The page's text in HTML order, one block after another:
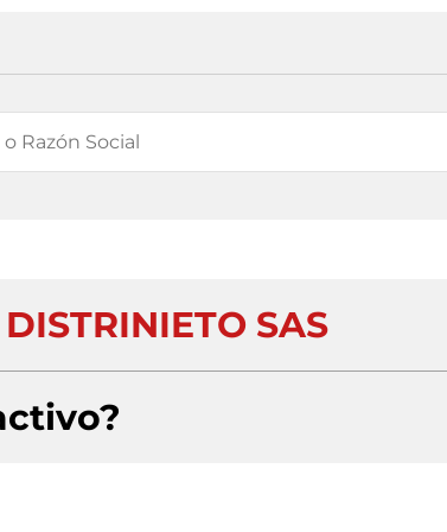
DISTRINIETO SAS